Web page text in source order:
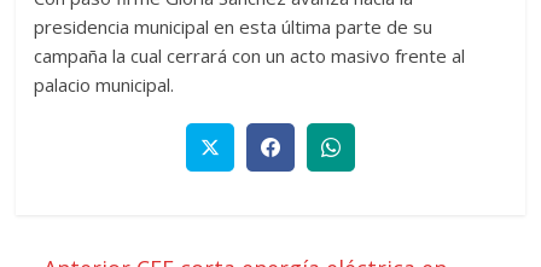
presidencia municipal en esta última parte de su
campaña la cual cerrará con un acto masivo frente al
palacio municipal.